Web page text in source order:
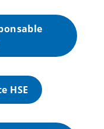
HSE